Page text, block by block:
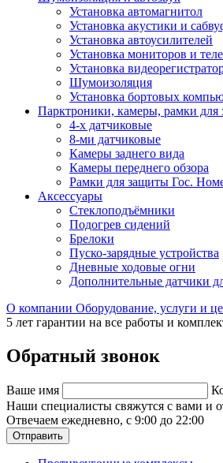
Установка автомагнитол
Установка акустики и
Установка автоусилителей
Установка мониторов и
Установка
Шумоизоляция
Установка бортовых
Парктроники, камеры, рамки для
4-х датчиковые
8-ми датчиковые
Камеры заднего вида
Камеры переднего обзора
Рамки для защиты Гос.
Аксессуары
Стеклоподъёмники
Подогрев сидений
Брелоки
Пуско-зарядные устройства
Дневные ходовые огни
Дополнительные датчики
О компании Оборудование, услуги и
5 лет гарантии на все работы и
Обратный звонок
Ваше имя
Наши специалисты свяжутся с вами и
Отвечаем ежедневно, с 9:00 до 22:00
Отправить